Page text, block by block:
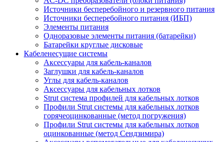
Источники бесперебойного и резервного питания
Источники бесперебойного питания (ИБП)
Элементы питания
Одноразовые элементы питания (батарейки)
Батарейки круглые дисковые
Кабеленесущие системы
Аксессуары для кабель-каналов
Заглушки для кабель-каналов
Углы для кабель-каналов
Аксессуары для кабельных лотков
Strut система профилей для кабельных лотков
Профили Strut системы для кабельных лотков
горячеоцинкованные (метод погружения)
Профили Strut системы для кабельных лотков
оцинкованные (метод Сендзимира)